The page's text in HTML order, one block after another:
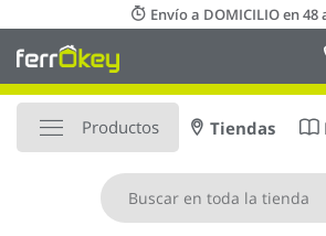
al
contenido
Envío a DOMICILIO en 48
Productos Tiendas